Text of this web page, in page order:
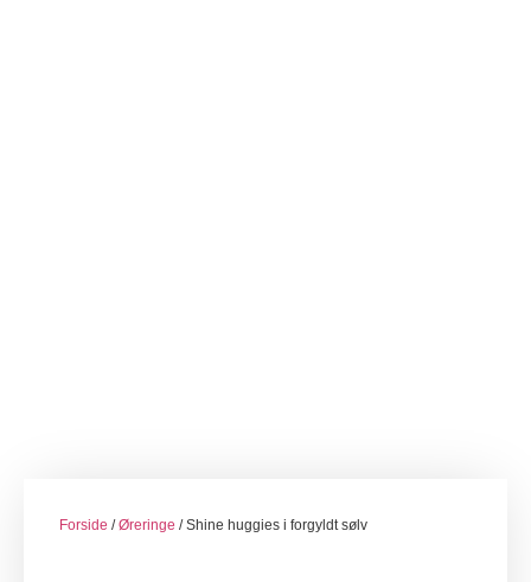
Forside /Øreringe / Shine huggies i forgyldt sølv